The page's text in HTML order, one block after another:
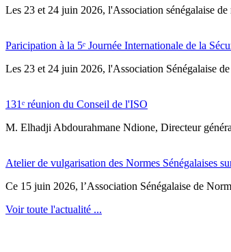
Les 23 et 24 juin 2026, l'Association sénégalaise
Paricipation à la 5ᵉ Journée Internationale de la
‎Les 23 et 24 juin 2026, l'Association Sénégalaise
131ᵉ réunion du Conseil de l'ISO
M. Elhadji Abdourahmane Ndione, Directeur
Atelier de vulgarisation des Normes Sénégalaises
Ce 15 juin 2026, l’Association Sénégalaise de
Voir toute l'actualité ...